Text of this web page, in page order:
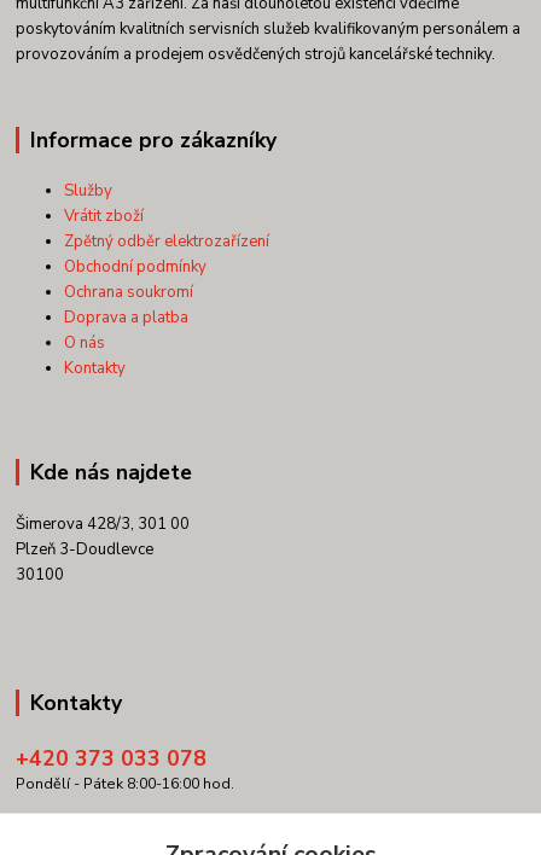
poskytováním kvalitních servisních služeb kvalifikovaným personálem a
provozováním a prodejem osvědčených strojů kancelářské techniky.
Informace pro zákazníky
Služby
Vrátit zboží
Zpětný odběr elektrozařízení
Obchodní podmínky
Ochrana soukromí
Doprava a platba
O nás
Kontakty
Kde nás najdete
Šimerova 428/3, 301 00
Plzeň 3-Doudlevce
30100
Kontakty
+420 373 033 078
Pondělí - Pátek 8:00-16:00 hod.